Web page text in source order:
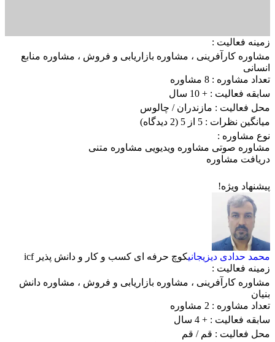
زمینه فعالیت :
مشاوره کارآفرینی ، مشاوره بازاریابی و فروش ، مشاوره منابع
انسانی
تعداد مشاوره : 8 مشاوره
سابقه فعالیت : + 10 سال
محل فعالیت : مازندران/ چالوس
میانگین نظرات : 5 از 5
(2 دیدگاه)
نوع مشاوره :
مشاوره صوتی مشاوره ویدیویی مشاوره متنی
دریافت مشاوره
پیشنهاد ویژه!
محمد حدادی دیزیجانیکوچ حرفه ای کسب و کار و دانش پذیر icf
زمینه فعالیت :
مشاوره کارآفرینی ، مشاوره بازاریابی و فروش ، مشاوره دانش
بنیان
تعداد مشاوره : 2 مشاوره
سابقه فعالیت : + 4 سال
محل فعالیت : قم/ قم